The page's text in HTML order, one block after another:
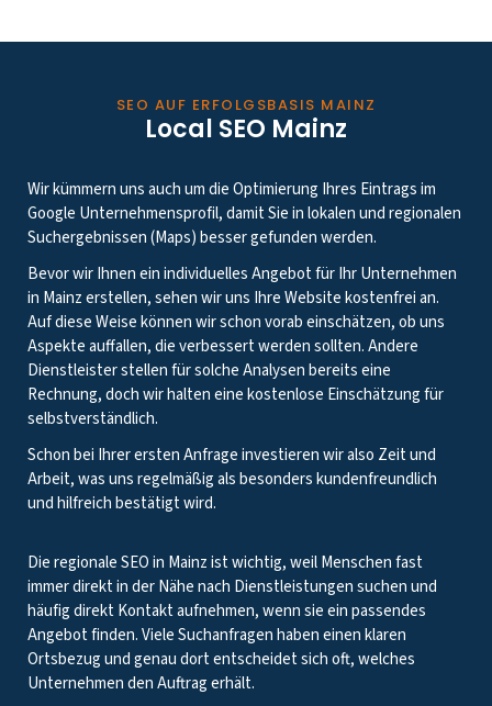
SEO AUF ERFOLGSBASIS MAINZ
Local SEO Mainz
Wir kümmern uns auch um die Optimierung Ihres Eintrags im
Google Unternehmensprofil, damit Sie in lokalen und regionalen
Suchergebnissen (Maps) besser gefunden werden.
Bevor wir Ihnen ein individuelles Angebot für Ihr Unternehmen
in Mainz erstellen, sehen wir uns Ihre Website kostenfrei an.
Auf diese Weise können wir schon vorab einschätzen, ob uns
Aspekte auffallen, die verbessert werden sollten. Andere
Dienstleister stellen für solche Analysen bereits eine
Rechnung, doch wir halten eine kostenlose Einschätzung für
selbstverständlich.
Schon bei Ihrer ersten Anfrage investieren wir also Zeit und
Arbeit, was uns regelmäßig als besonders kundenfreundlich
und hilfreich bestätigt wird.
Die regionale SEO in Mainz ist wichtig, weil Menschen fast
immer direkt in der Nähe nach Dienstleistungen suchen und
häufig direkt Kontakt aufnehmen, wenn sie ein passendes
Angebot finden. Viele Suchanfragen haben einen klaren
Ortsbezug und genau dort entscheidet sich oft, welches
Unternehmen den Auftrag erhält.